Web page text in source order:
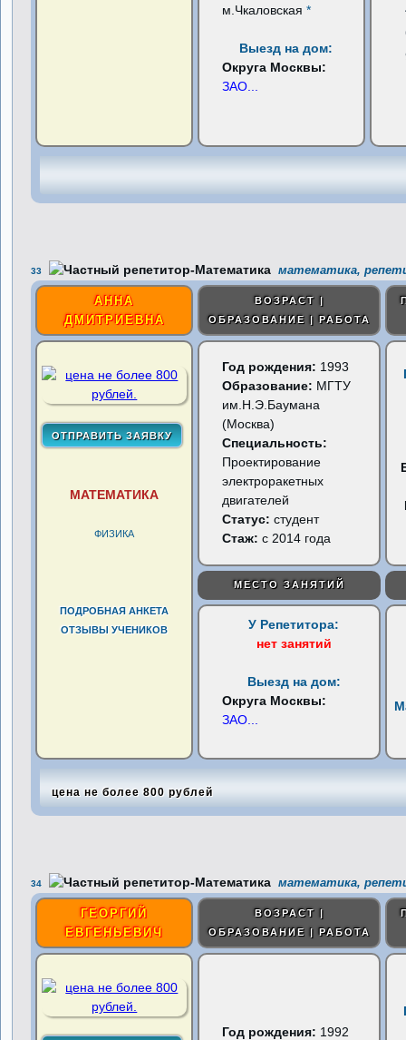
м.Чкаловская*
Выезд на дом:
Округа Москвы:
ЗАО
33 математика,
АННА
ДМИТРИЕВНА
ВОЗРАСТ |
ОБРАЗОВАНИЕ | РАБОТА
МАТЕМАТИКА
ФИЗИКА
ПОДРОБНАЯ АНКЕТА
ОТЗЫВЫ УЧЕНИКОВ
Год рождения: 1993
Образование: МГТУ
им.Н.Э.Баумана
(Москва)
Специальность:
Проектирование
электроракетных
двигателей
Статус:студент
Стаж: с 2014 года
МЕСТО ЗАНЯТИЙ
У Репетитора:
нет занятий
Выезд на дом:
Округа Москвы:
ЗАО
цена не более 800 рублей
34 математика,
ГЕОРГИЙ
ЕВГЕНЬЕВИЧ
ВОЗРАСТ |
ОБРАЗОВАНИЕ | РАБОТА
Год рождения: 1992